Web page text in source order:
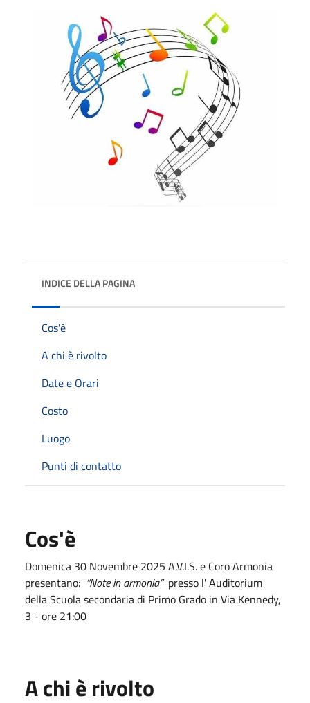
INDICE DELLA PAGINA
Cos'è
A chi è rivolto
Date e Orari
Costo
Luogo
Punti di contatto
Cos'è
Domenica 30 Novembre 2025 A.V.I.S. e Coro Armonia
presentano: “Note in armonia” presso l' Auditorium
della Scuola secondaria di Primo Grado in Via Kennedy,
3 - ore 21:00
A chi è rivolto